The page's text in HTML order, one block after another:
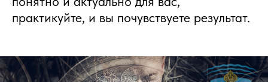
практикуйте, и вы почувствуете результат.